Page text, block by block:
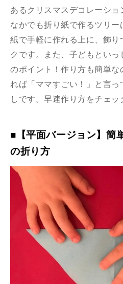
あるクリスマスデコレーシ
なかでも折り紙で作るツリー
紙で手軽に作れる上に、飾り
クです。また、子どもとい
のポイント！作り方も簡単
れば「ママすごい！」と言
しです。早速作り方をチェッ
■【平面バージョン】簡
の折り方